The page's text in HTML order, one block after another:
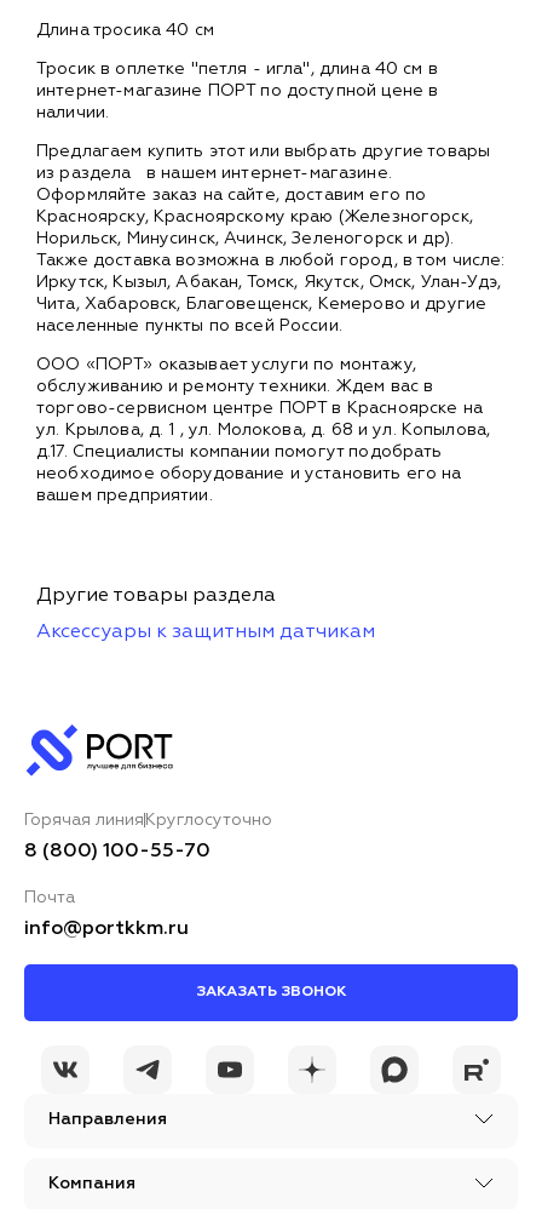
Длина тросика 40 см
Тросик в оплетке "петля - игла", длина 40 см в
интернет-магазине ПОРТ по доступной цене в
наличии.
Предлагаем купить этот или выбрать другие товары
из раздела
в нашем интернет-магазине.
Оформляйте заказ на сайте, доставим его по
Красноярску, Красноярскому краю (Железногорск,
Норильск, Минусинск, Ачинск, Зеленогорск и др).
Также доставка возможна в любой город, в том числе:
Иркутск, Кызыл, Абакан, Томск, Якутск, Омск, Улан-Удэ,
Чита, Хабаровск, Благовещенск, Кемерово и другие
населенные пункты по всей России.
ООО «ПОРТ» оказывает услуги по монтажу,
обслуживанию и ремонту техники. Ждем вас в
торгово-сервисном центре ПОРТ в Красноярске на
ул. Крылова, д. 1 , ул. Молокова, д. 68 и ул. Копылова,
д.17. Специалисты компании помогут подобрать
необходимое оборудование и установить его на
вашем предприятии.
Другие товары раздела
Аксессуары к защитным датчикам
Направления
Компания
Горячая линия Круглосуточно
8 (800) 100-55-70
Почта
info@portkkm.ru
ЗАКАЗАТЬ ЗВОНОК